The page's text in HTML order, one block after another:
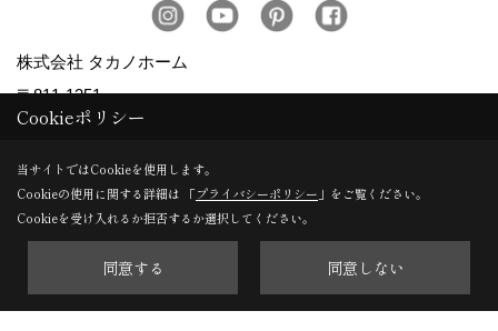
株式会社 タカノホーム
〒811-1351
福岡市南区屋形原１丁目36-20
TEL： 092-566-3838
FAX：092-566-5700
＜営業時間＞10:00～17:00
＜定休日＞毎週水曜日、第2・第4火曜日、年末年始、お盆、
ゴールデンウィーク、夏季休暇
Cookieポリシー
当サイトではCookieを使用します。
Cookieの使用に関する詳細は 「プライバシーポリシー 」をご覧ください。
Cookieを受け入れるか拒否するか選択してください。
同意する 同意しない